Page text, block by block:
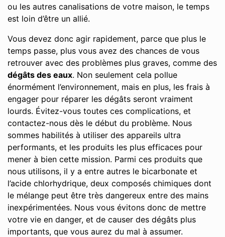
ou les autres canalisations de votre maison, le temps
est loin d’être un allié.
Vous devez donc agir rapidement, parce que plus le
temps passe, plus vous avez des chances de vous
retrouver avec des problèmes plus graves, comme des
dégâts des eaux. Non seulement cela pollue
énormément l’environnement, mais en plus, les frais à
engager pour réparer les dégâts seront vraiment
lourds. Évitez-vous toutes ces complications, et
contactez-nous dès le début du problème. Nous
sommes habilités à utiliser des appareils ultra
performants, et les produits les plus efficaces pour
mener à bien cette mission. Parmi ces produits que
nous utilisons, il y a entre autres le bicarbonate et
l’acide chlorhydrique, deux composés chimiques dont
le mélange peut être très dangereux entre des mains
inexpérimentées. Nous vous évitons donc de mettre
votre vie en danger, et de causer des dégâts plus
importants, que vous aurez du mal à assumer.